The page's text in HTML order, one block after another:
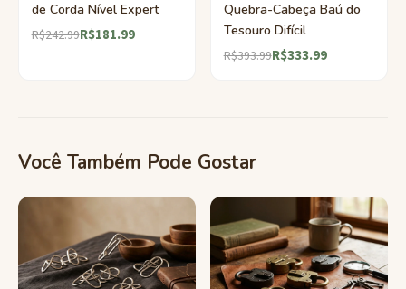
de Corda Nível Expert
R$242.99R$181.99
Quebra-Cabeça Baú do
Tesouro Difícil
R$393.99R$333.99
Você Também Pode Gostar